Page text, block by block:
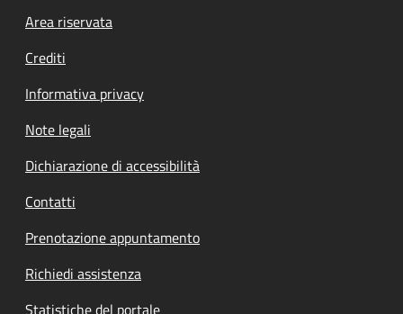
Footer menu
Area riservata
Crediti
Informativa privacy
Note legali
Dichiarazione di accessibilità
Contatti
Prenotazione appuntamento
Richiedi assistenza
Statistiche del portale